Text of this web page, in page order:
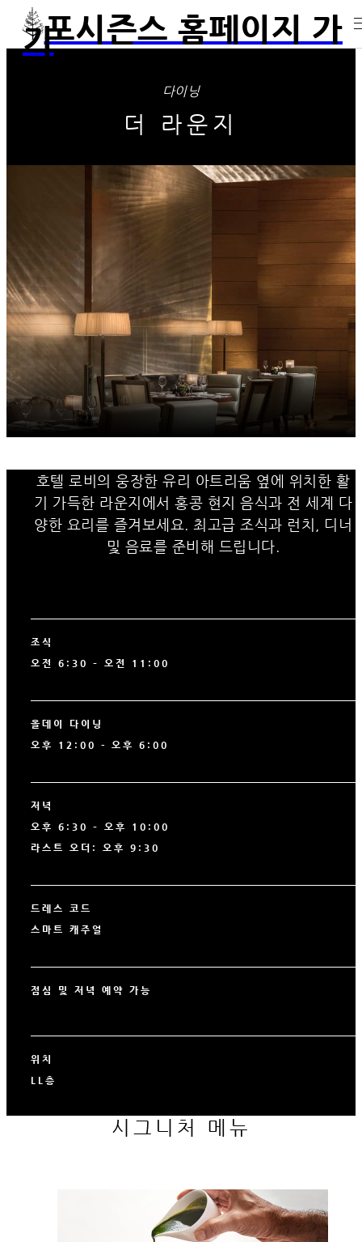
포시즌스 홈페이지 가
기
다이닝
더 라운지
호텔 로비의 웅장한 유리 아트리움 옆에 위치한 활
기 가득한 라운지에서 홍콩 현지 음식과 전 세계 다
양한 요리를 즐겨보세요. 최고급 조식과 런치, 디너
및 음료를 준비해 드립니다.
조식
오전 6:30 – 오전 11:00
올데이 다이닝
오후 12:00 - 오후 6:00
저녁
오후 6:30 – 오후 10:00
라스트 오더: 오후 9:30
드레스 코드
스마트 캐주얼
점심 및 저녁 예약 가능
위치
LL층
시그니처 메뉴